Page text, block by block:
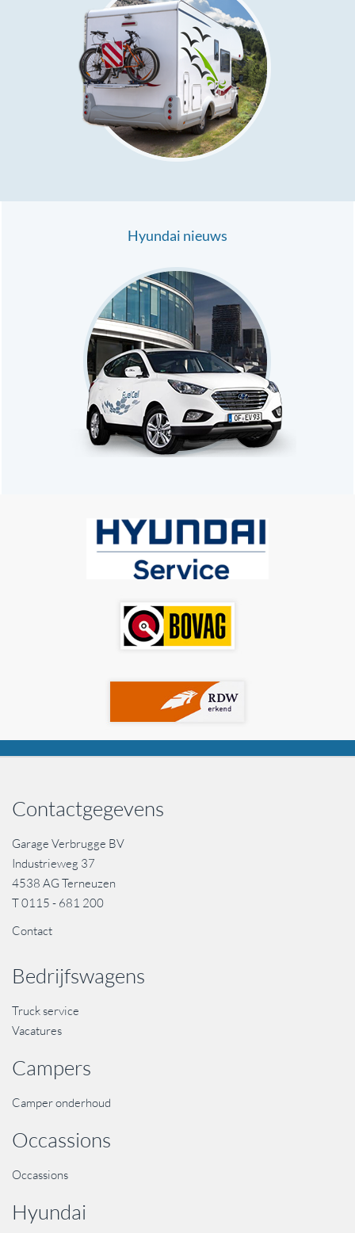
Hyundai nieuws
Contactgegevens
Garage Verbrugge BV
Industrieweg 37
4538 AG Terneuzen
T0115 - 681 200
Contact
Bedrijfswagens
Truck service
Vacatures
Campers
Camper onderhoud
Occassions
Occassions
Hyundai